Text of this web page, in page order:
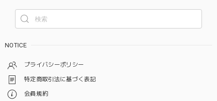
NOTICE
プライバシーポリシー
特定商取引法に基づく表記
会員規約